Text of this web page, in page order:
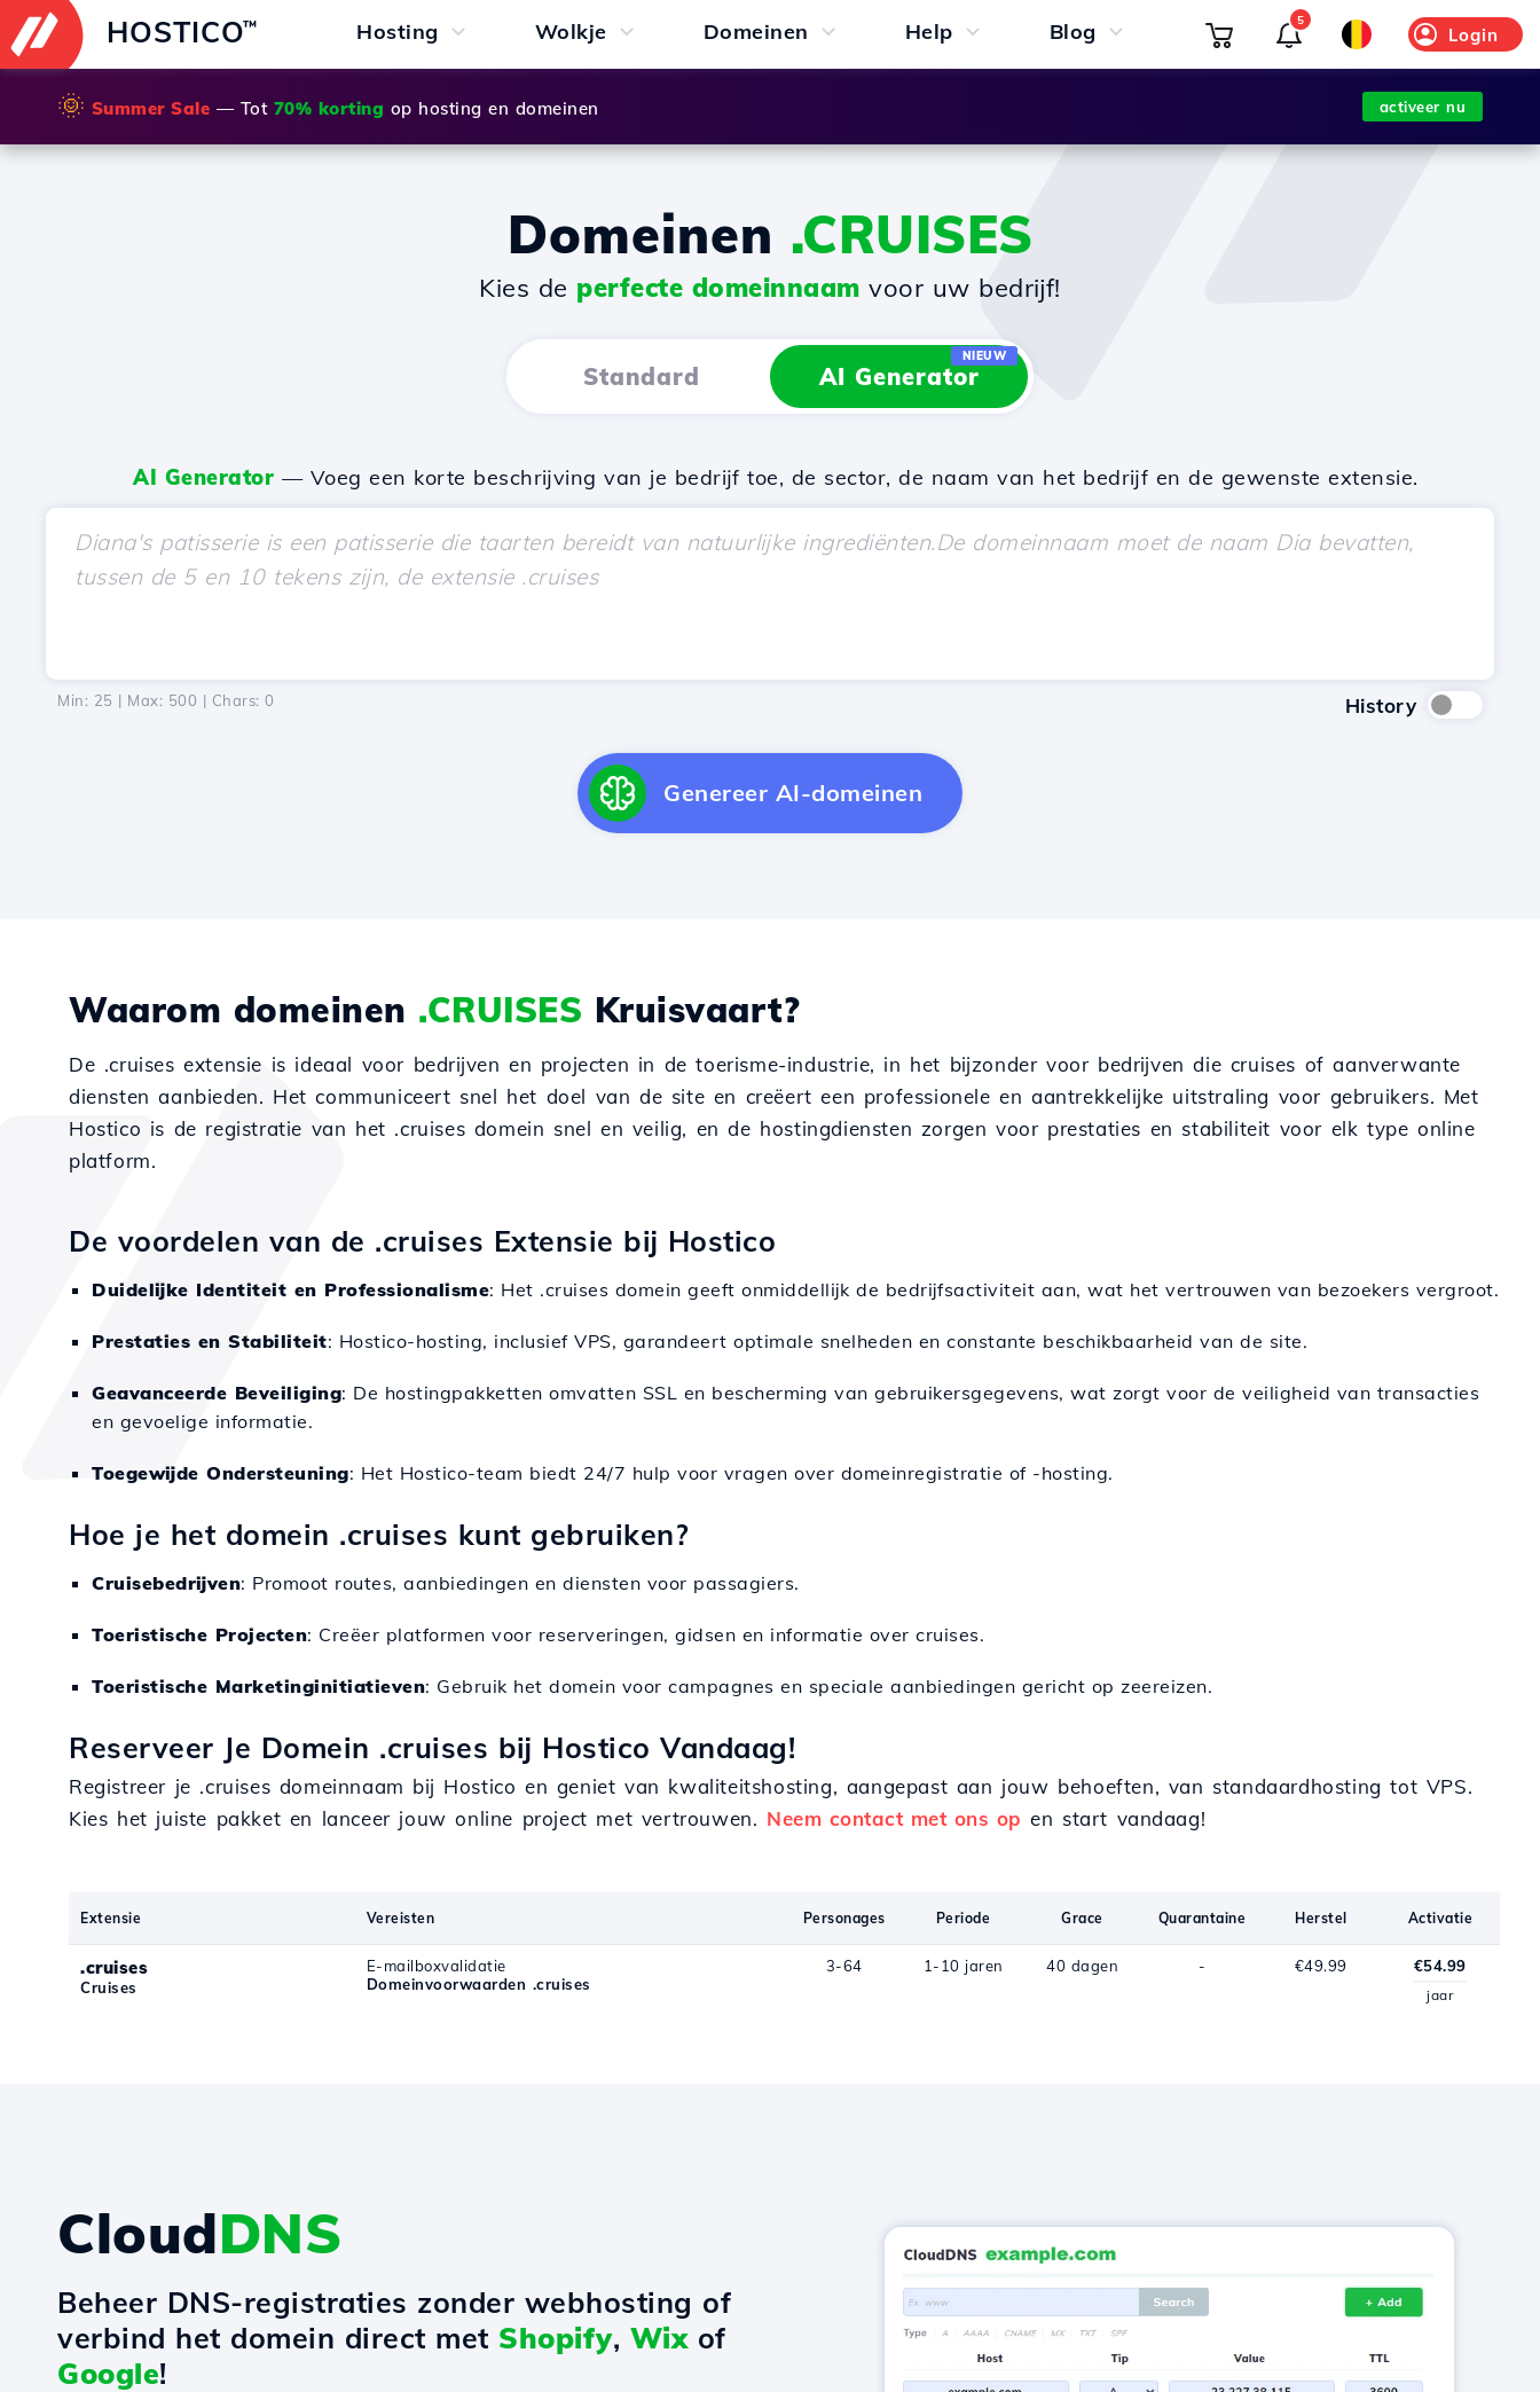
HOSTICO™ Hosting Wolkje Domeinen Help Blog Login
5
🌞 Summer Sale — Tot 70% korting op hosting en domeinen activeer nu
Domeinen .CRUISES
Kies de perfecte domeinnaam voor uw bedrijf!
Standard AI Generator
NIEUW
AI Generator — Voeg een korte beschrijving van je bedrijf toe, de sector, de naam van het bedrijf en de gewenste extensie.
Min: 25 | Max: 500 | Chars: 0 History
Genereer AI-domeinen
Waarom domeinen .CRUISES Kruisvaart?
De .cruises extensie is ideaal voor bedrijven en projecten in de toerisme-industrie, in het bijzonder voor bedrijven die cruises of aanverwante
diensten aanbieden. Het communiceert snel het doel van de site en creëert een professionele en aantrekkelijke uitstraling voor gebruikers. Met
Hostico is de registratie van het .cruises domein snel en veilig, en de hostingdiensten zorgen voor prestaties en stabiliteit voor elk type online
platform.
De voordelen van de .cruises Extensie bij Hostico
Duidelijke Identiteit en Professionalisme: Het .cruises domein geeft onmiddellijk de bedrijfsactiviteit aan, wat het vertrouwen van bezoekers vergroot.
Prestaties en Stabiliteit: Hostico-hosting, inclusief VPS, garandeert optimale snelheden en constante beschikbaarheid van de site.
Geavanceerde Beveiliging: De hostingpakketten omvatten SSL en bescherming van gebruikersgegevens, wat zorgt voor de veiligheid van transacties
en gevoelige informatie.
Toegewijde Ondersteuning: Het Hostico-team biedt 24/7 hulp voor vragen over domeinregistratie of -hosting.
Hoe je het domein .cruises kunt gebruiken?
Cruisebedrijven: Promoot routes, aanbiedingen en diensten voor passagiers.
Toeristische Projecten: Creëer platformen voor reserveringen, gidsen en informatie over cruises.
Toeristische Marketinginitiatieven: Gebruik het domein voor campagnes en speciale aanbiedingen gericht op zeereizen.
Reserveer Je Domein .cruises bij Hostico Vandaag!
Registreer je .cruises domeinnaam bij Hostico en geniet van kwaliteitshosting, aangepast aan jouw behoeften, van standaardhosting tot VPS.
Kies het juiste pakket en lanceer jouw online project met vertrouwen. Neem contact met ons op en start vandaag!
Extensie Vereisten Personages Periode Grace Quarantaine Herstel Activatie
.cruises
Cruises
E-mailboxvalidatie
Domeinvoorwaarden .cruises
3-64 1-10 jaren 40 dagen - €49.99 €54.99
jaar
CloudDNS
Beheer DNS-registraties zonder webhosting of
verbind het domein direct met Shopify, Wixof
Google!